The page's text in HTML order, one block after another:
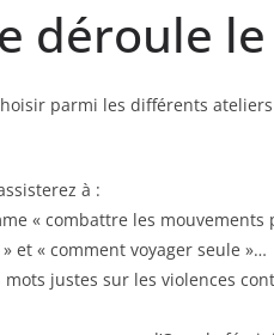
déroule
parmi les différents
à :
« combattre les mouvements
et « comment voyager seule »…
justes sur les violences